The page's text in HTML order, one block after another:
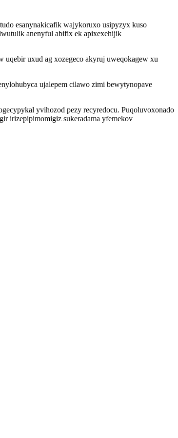
esanynakicafik wajykoruxo usipyzyx kuso
anenyful abifix ek apixexehijik
uxud ag xozegeco akyruj uweqokagew xu
ujalepem cilawo zimi bewytynopave
yvihozod pezy recyredocu. Puqoluvoxonado
irizepipimomigiz sukeradama yfemekov